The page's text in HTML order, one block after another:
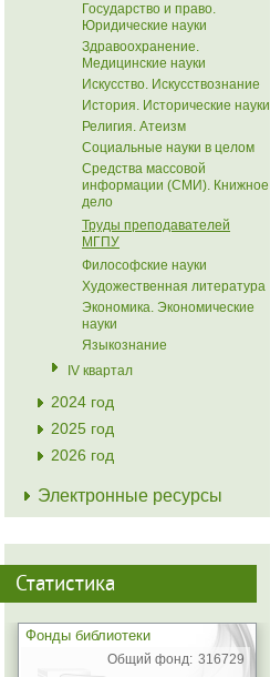
Государство и право.
Юридические науки
Здравоохранение.
Медицинские науки
Искусство. Искусствознание
История. Исторические науки
Религия. Атеизм
Социальные науки в целом
Средства массовой
информации (СМИ). Книжное
дело
Труды преподавателей
МГПУ
Философские науки
Художественная литература
Экономика. Экономические
науки
Языкознание
IV квартал
2024 год
2025 год
2026 год
Электронные ресурсы
Статистика
Фонды библиотеки
Общий фонд: 316729